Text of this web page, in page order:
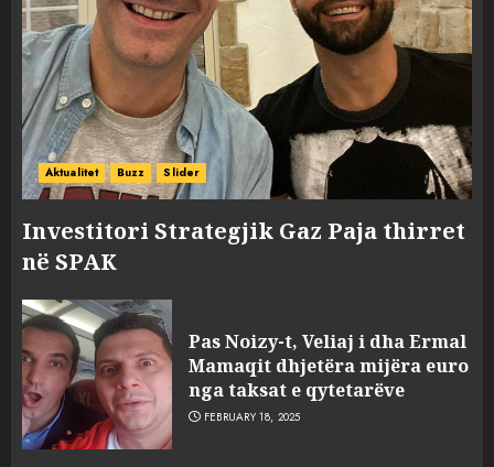
Aktualitet Buzz Slider
Investitori Strategjik Gaz Paja thirret
në SPAK
Pas Noizy-t, Veliaj i dha Ermal
Mamaqit dhjetëra mijëra euro
nga taksat e qytetarëve
FEBRUARY 18, 2025